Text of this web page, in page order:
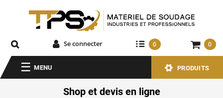
Se connecter 0 0
MENU PRODUITS
Shop et devis en ligne